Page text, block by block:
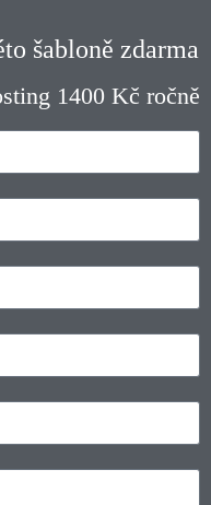
šabloně zdarma
1400 Kč ročně